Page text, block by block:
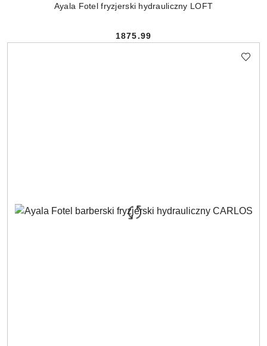
Ayala Fotel fryzjerski hydrauliczny LOFT
Cena:
1875.99